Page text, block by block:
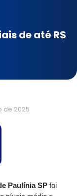
de até R$
de 2025
Paulínia SP foi